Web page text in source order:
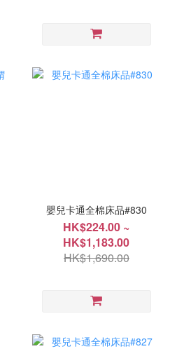
嬰兒卡通全棉床品#830
HK$224.00 ~
HK$1,183.00
HK$1,690.00